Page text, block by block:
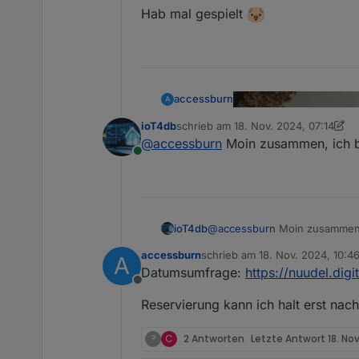
Hab mal gespielt
A accessburn
Online
ioT4dbschrieb am 18. Nov. 2024, 07:14
zuletzt editiert von ioT4db
@accessburn Moin zusammen, ich
ioT4db@accessburn Moin
A
Offline
accessburnschrieb am 18. Nov. 2024, 10:46
zuletzt editiert von accessburn
Datumsumfrage: https://
Reservierung kann ich halt erst
? C 2 Antworten Letzte Antwort 18.